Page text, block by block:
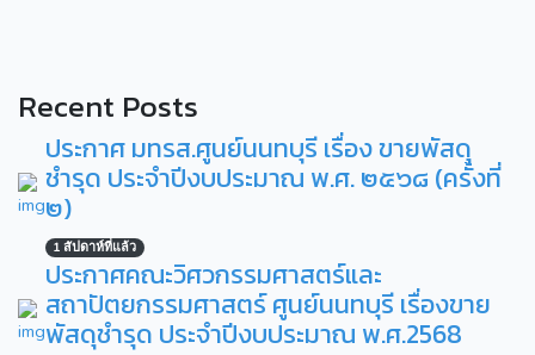
Recent Posts
ประกาศ มทรส.ศูนย์นนทบุรี เรื่อง ขายพัสดุ
ชำรุด ประจำปีงบประมาณ พ.ศ. ๒๕๖๘ (ครั้งที่
๒)
1 สัปดาห์ที่แล้ว
ประกาศคณะวิศวกรรมศาสตร์และ
สถาปัตยกรรมศาสตร์ ศูนย์นนทบุรี เรื่องขาย
พัสดุชำรุด ประจำปีงบประมาณ พ.ศ.2568